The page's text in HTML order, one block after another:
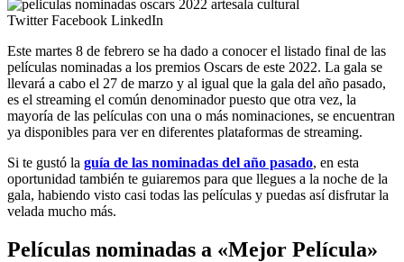
TwitterFacebook LinkedIn
Este martes 8 de febrero se ha dado a conocer el listado final de las
películas nominadas a los premios Oscars de este 2022. La gala se
llevará a cabo el 27 de marzo y al igual que la gala del año pasado,
es el streaming el común denominador puesto que otra vez, la
mayoría de las películas con una o más nominaciones, se encuentran
ya disponibles para ver en diferentes plataformas de streaming.
Si te gustó la guía de las nominadas del año pasado, en esta
oportunidad también te guiaremos para que llegues a la noche de la
gala, habiendo visto casi todas las películas y puedas así disfrutar la
velada mucho más.
Películas nominadas a «Mejor Película»